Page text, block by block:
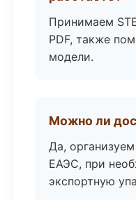
Принимаем
PDF, также
модели.
Можно ли
Да,
ЕАЭС, при
экспортную